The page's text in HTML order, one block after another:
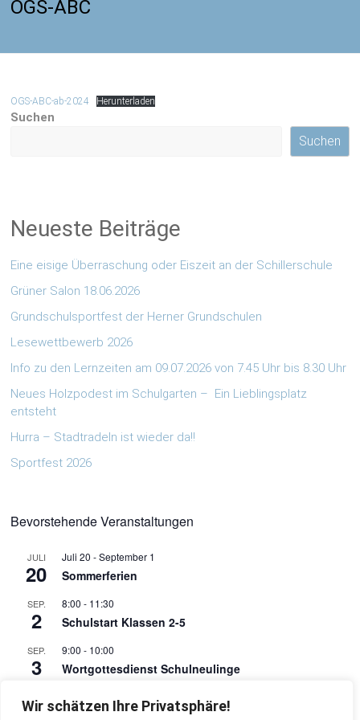
Wir schätzen Ihre Privatsphäre!
OGS-ABC
OGS-ABC-ab-2024 Herunterladen
Suchen
Suchen
Neueste Beiträge
Eine eisige Überraschung oder Eiszeit an der Schillerschule
Grüner Salon 18.06.2026
Grundschulsportfest der Herner Grundschulen
Lesewettbewerb 2026
Info zu den Lernzeiten am 09.07.2026 von 7.45 Uhr bis 8.30 Uhr
Neues Holzpodest im Schulgarten – Ein Lieblingsplatz
entsteht
Hurra – Stadtradeln ist wieder da!!
Sportfest 2026
Bevorstehende Veranstaltungen
JULI
20
Juli 20 -September 1
Sommerferien
SEP.
2
8:00 - 11:30
Schulstart Klassen 2-5
SEP.
3
9:00 - 10:00
Wortgottesdienst Schulneulinge
SEP.
3 Einschulung Schulneulinge